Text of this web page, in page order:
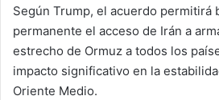
Según Trump, el acuerdo permitirá
permanente el acceso de Irán a
estrecho de Ormuz a todos los
impacto significativo en la
Oriente Medio.